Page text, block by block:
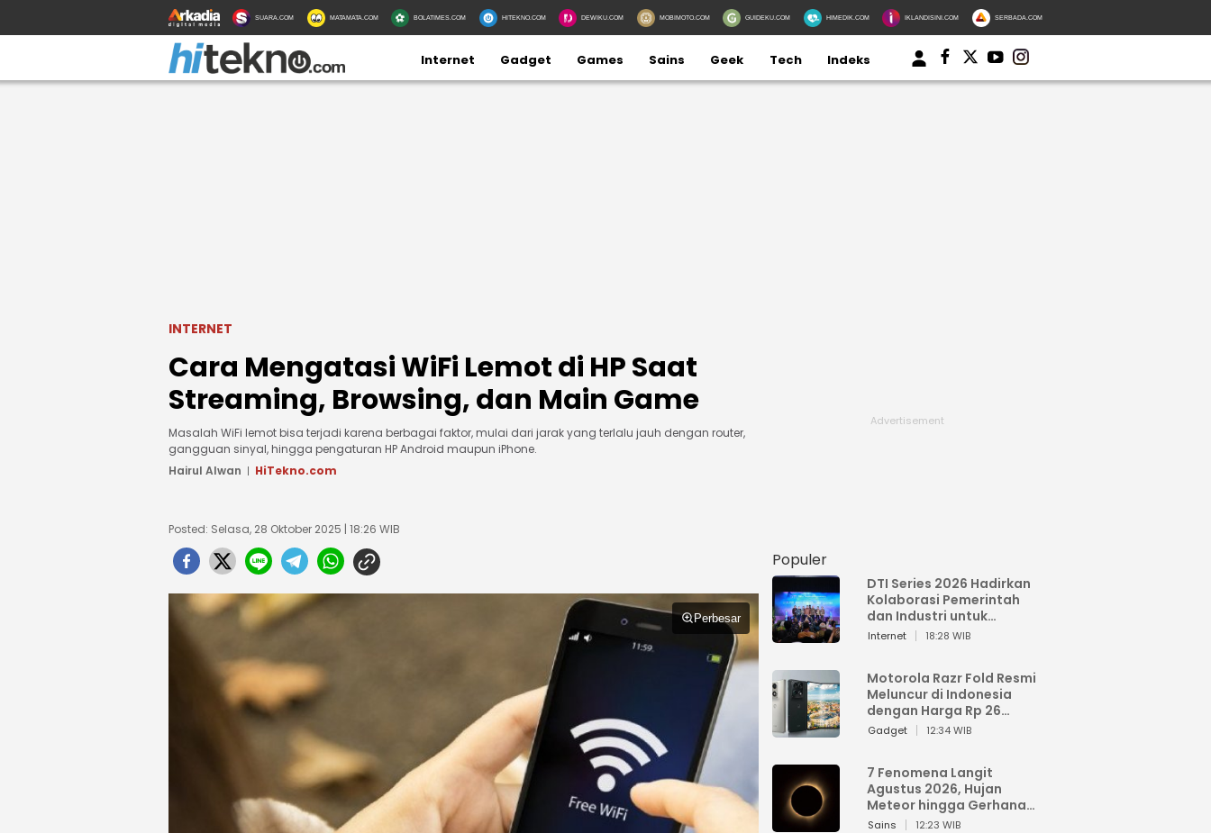
SUARA.COM MATAMATA.COM BOLATIMES.COM HITEKNO.COM DEWIKU.COM MOBIMOTO.COM GUIDEKU.COM HIMEDIK.COM IKLANDISINI.COM SERBADA.COM
Internet Gadget Games Sains Geek Tech Indeks
INTERNET
Cara Mengatasi WiFi Lemot di HP Saat
Streaming, Browsing, dan Main Game
Masalah WiFi lemot bisa terjadi karena berbagai faktor, mulai dari jarak yang terlalu jauh dengan router,
gangguan sinyal, hingga pengaturan HP Android maupun iPhone.
Hairul Alwan
HiTekno.com
Posted: Selasa, 28 Oktober 2025 | 18:26 WIB
Perbesar
Populer
DTI Series 2026 Hadirkan
Kolaborasi Pemerintah
dan Industri untuk
Percepatan
Internet 18:28 WIB
Motorola Razr Fold Resmi
Meluncur di Indonesia
dengan Harga Rp 26
Jutaan
Gadget 12:34 WIB
7 Fenomena Langit
Agustus 2026, Hujan
Meteor hingga Gerhana
Matahari
Sains 12:23 WIB